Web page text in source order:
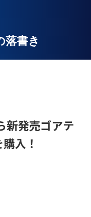
落書き
新発売ゴアテ
入！